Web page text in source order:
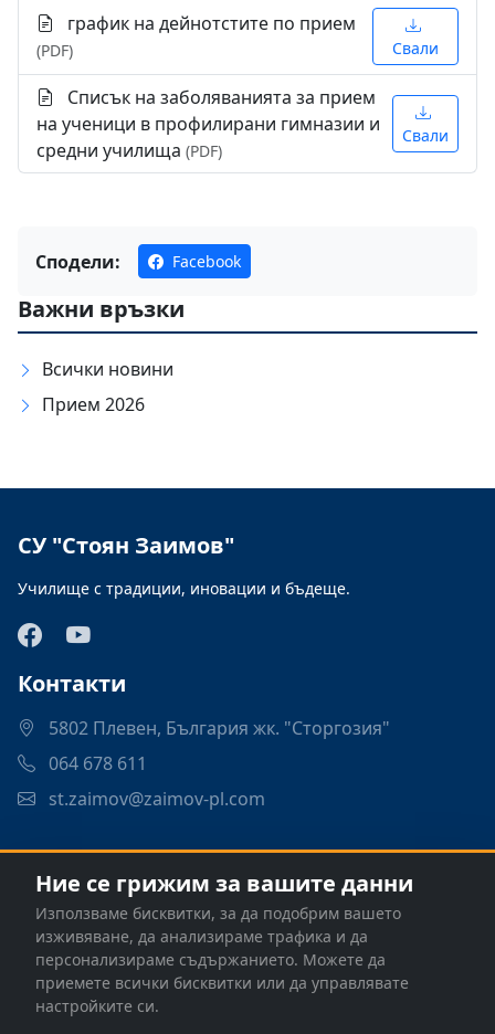
график на дейнотстите по прием
(PDF) Свали
Списък на заболяванията за прием
на ученици в профилирани гимназии и
средни училища (PDF)
Свали
Сподели: Facebook
Важни връзки
Всички новини
Прием 2026
СУ "Стоян Заимов"
Училище с традиции, иновации и бъдеще.
Контакти
5802 Плевен, България жк. "Сторгозия"
064 678 611
st.zaimov@zaimov-pl.com
Връзки
Програми
Контакти
Ние се грижим за вашите данни
Използваме бисквитки, за да подобрим вашето
изживяване, да анализираме трафика и да
персонализираме съдържанието. Можете да
приемете всички бисквитки или да управлявате
настройките си.